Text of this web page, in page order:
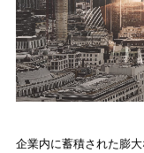
企業内に蓄積された膨